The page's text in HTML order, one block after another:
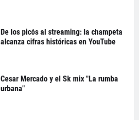
De los picós al streaming: la champeta
alcanza cifras históricas en YouTube
Cesar Mercado y el Sk mix "La rumba
urbana"